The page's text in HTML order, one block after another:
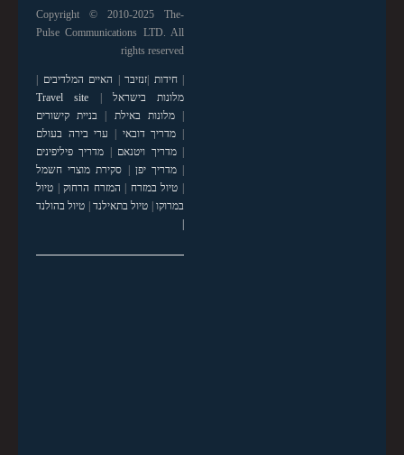
Copyright © 2010-2025 The-
Pulse Communications LTD. All
rights reserved
|חידות זנזיבר האיים המלדיבים
מלונות בישראל
Travel site
|מלונות באילת
בניית קישורים
מדריך דובאי
ערי בירה בעולם
|מדריך ויטנאם
מדריך פיליפינים
|מדריך יפן
סקירת מוצרי חשמל
טיול במזרח המזרח הרחוק| טיול
במרוקו| טיול בתאילנד| טיול בהולנד